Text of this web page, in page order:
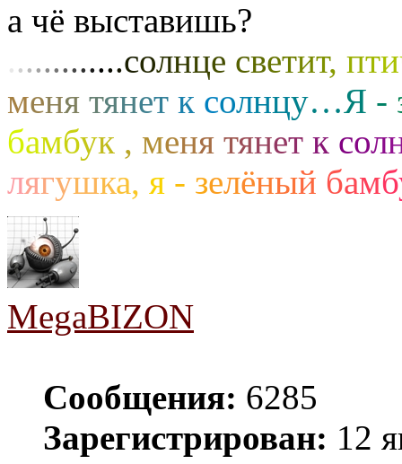
а чё выставишь?
............солнце светит, пти
меня тянет к солнцу…Я -
бамбук , меня тянет к сол
лягушка, я - зелёный бамб
MegaBIZON
Сообщения: 6285
Зарегистрирован: 12